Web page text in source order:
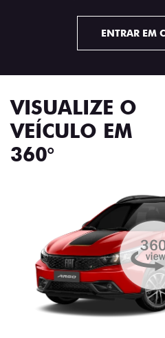
ENTRAR EM
VISUALIZE O
VEÍCULO EM
360°